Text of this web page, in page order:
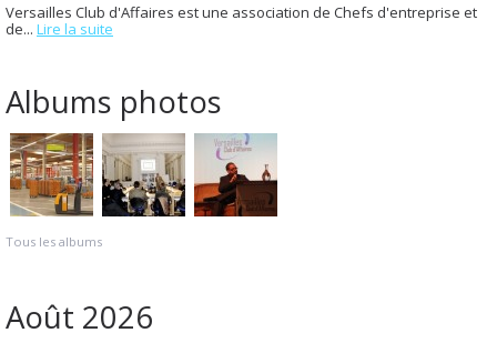
Versailles Club d'Affaires est une association de Chefs d'entreprise et
de... Lire la suite
Albums photos
Tous les albums
Août 2026